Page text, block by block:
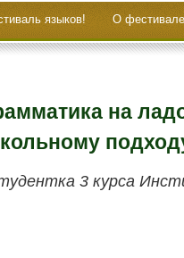
языков! О
на
3 кур­са